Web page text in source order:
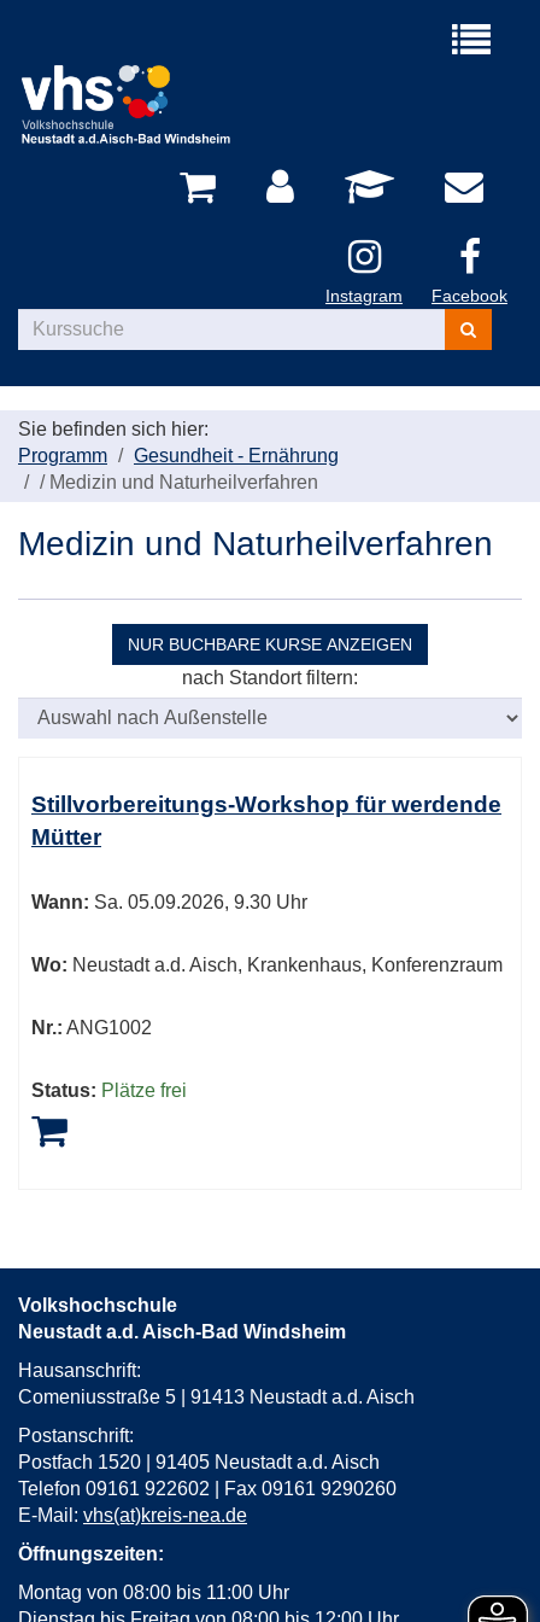
Menü
Instagram Facebook
Kurse
suchen
Sie befinden sich hier:
Programm
Gesundheit - Ernährung
/ Medizin und Naturheilverfahren
Medizin und Naturheilverfahren
NUR BUCHBARE KURSE ANZEIGEN
nach Standort filtern:
Tabellenüberschriften
können
sortiert
Stillvorbereitungs-Workshop für werdende
Mütter
Wann: Sa. 05.09.2026, 9.30 Uhr
Wo: Neustadt a.d. Aisch, Krankenhaus, Konferenzraum
Nr.: ANG1002
Status: Plätze frei
Volkshochschule
Neustadt a.d. Aisch-Bad Windsheim
Hausanschrift:
Comeniusstraße 5 | 91413 Neustadt a.d. Aisch
Postanschrift:
Postfach 1520 | 91405 Neustadt a.d. Aisch
Telefon 09161 922602 | Fax 09161 9290260
E-Mail: vhs(at)kreis-nea.de
Öffnungszeiten:
Montag von 08:00 bis 11:00 Uhr